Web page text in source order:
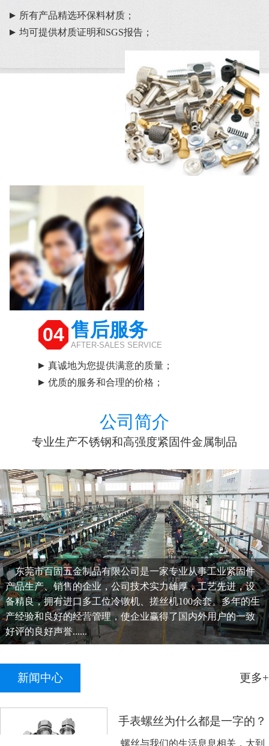
所有产品精选环保料材质；
均可提供材质证明和SGS报告；
04 售后服务
AFTER-SALES SERVICE
真诚地为您提供满意的质量；
优质的服务和合理的价格；
公司简介
专业生产不锈钢和高强度紧固件金属制品
东莞市百固五金制品有限公司是一家专业从事工业紧固件
产品生产、销售的企业，公司技术实力雄厚，工艺先进，设
备精良，拥有进口多工位冷镦机、搓丝机100余套。多年的生
产经验和良好的经营管理，使企业赢得了国内外用户的一致
好评的良好声誉......
新闻中心 更多+
手表螺丝为什么都是一字的？
螺丝与我们的生活息息相关，大到